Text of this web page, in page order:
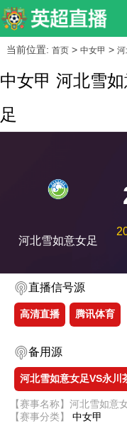
当前位置: 首页> 中女甲 > 河
中女甲 河北雪
足
河北雪如意女足
直播信号源
高清直播 腾讯体育
备用源
河北雪如意女足VS永川
【赛事名称】河北雪如意
【赛事分类】 中女甲